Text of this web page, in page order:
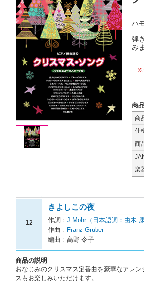
ハ
弾
み
※
商
商
仕
商
楽
12
きよしこの夜
作詞： J.Mohr（日本語詞：由木 康
作曲： Franz Gruber
編曲：高野 令子
商品の説明
おなじみのクリスマス定番曲を豪華なアレ
スもお楽しみいただけます。